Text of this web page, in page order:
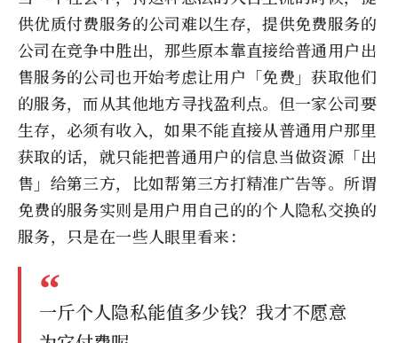
供优质付费服务的公司难以生存，提供免费服务的
公司在竞争中胜出，那些原本靠直接给普通用户出
售服务的公司也开始考虑让用户「免费」获取他们
的服务，而从其他地方寻找盈利点。但一家公司要
生存，必须有收入，如果不能直接从普通用户那里
获取的话，就只能把普通用户的信息当做资源「出
售」给第三方，比如帮第三方打精准广告等。所谓
免费的服务实则是用户用自己的的个人隐私交换的
服务，只是在一些人眼里看来：
一斤个人隐私能值多少钱？我才不愿意